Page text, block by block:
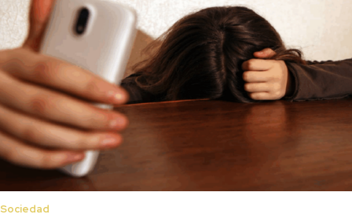
Sociedad